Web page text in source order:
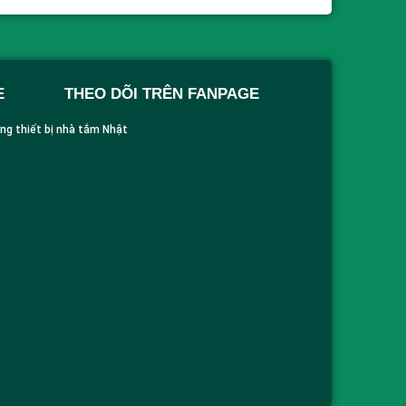
THEO DÕI TRÊN FANPAGE